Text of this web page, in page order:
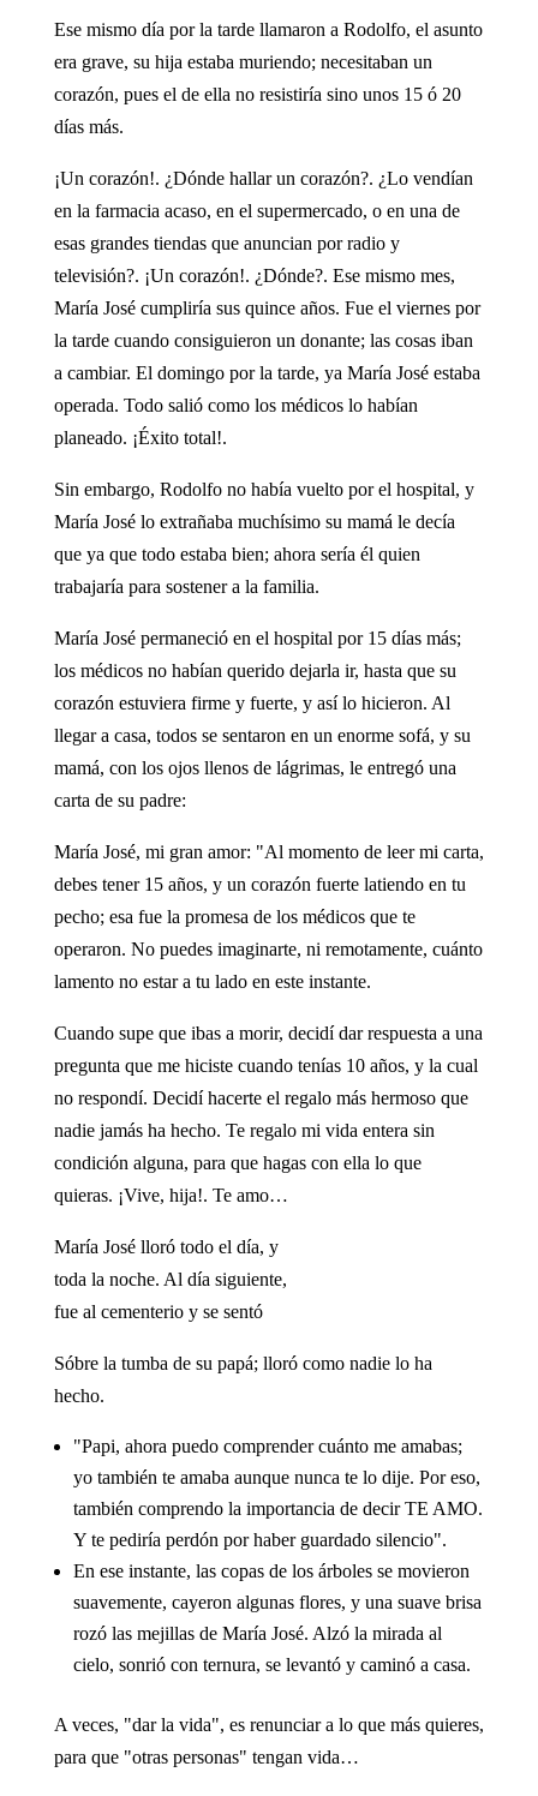
Ese mismo día por la tarde llamaron a Rodolfo, el asunto
era grave, su hija estaba muriendo; necesitaban un
corazón, pues el de ella no resistiría sino unos 15 ó 20
días más.
¡Un corazón!. ¿Dónde hallar un corazón?. ¿Lo vendían
en la farmacia acaso, en el supermercado, o en una de
esas grandes tiendas que anuncian por radio y
televisión?. ¡Un corazón!. ¿Dónde?. Ese mismo mes,
María José cumpliría sus quince años. Fue el viernes por
la tarde cuando consiguieron un donante; las cosas iban
a cambiar. El domingo por la tarde, ya María José estaba
operada. Todo salió como los médicos lo habían
planeado. ¡Éxito total!.
Sin embargo, Rodolfo no había vuelto por el hospital, y
María José lo extrañaba muchísimo su mamá le decía
que ya que todo estaba bien; ahora sería él quien
trabajaría para sostener a la familia.
María José permaneció en el hospital por 15 días más;
los médicos no habían querido dejarla ir, hasta que su
corazón estuviera firme y fuerte, y así lo hicieron. Al
llegar a casa, todos se sentaron en un enorme sofá, y su
mamá, con los ojos llenos de lágrimas, le entregó una
carta de su padre:
María José, mi gran amor: "Al momento de leer mi carta,
debes tener 15 años, y un corazón fuerte latiendo en tu
pecho; esa fue la promesa de los médicos que te
operaron. No puedes imaginarte, ni remotamente, cuánto
lamento no estar a tu lado en este instante.
Cuando supe que ibas a morir, decidí dar respuesta a una
pregunta que me hiciste cuando tenías 10 años, y la cual
no respondí. Decidí hacerte el regalo más hermoso que
nadie jamás ha hecho. Te regalo mi vida entera sin
condición alguna, para que hagas con ella lo que
quieras. ¡Vive, hija!. Te amo…
María José lloró todo el día, y
toda la noche. Al día siguiente,
fue al cementerio y se sentó
Sóbre la tumba de su papá; lloró como nadie lo ha
hecho.
"Papi, ahora puedo comprender cuánto me amabas;
yo también te amaba aunque nunca te lo dije. Por eso,
también comprendo la importancia de decir TE AMO.
Y te pediría perdón por haber guardado silencio".
En ese instante, las copas de los árboles se movieron
suavemente, cayeron algunas flores, y una suave brisa
rozó las mejillas de María José. Alzó la mirada al
cielo, sonrió con ternura, se levantó y caminó a casa.
A veces, "dar la vida", es renunciar a lo que más quieres,
para que "otras personas" tengan vida…